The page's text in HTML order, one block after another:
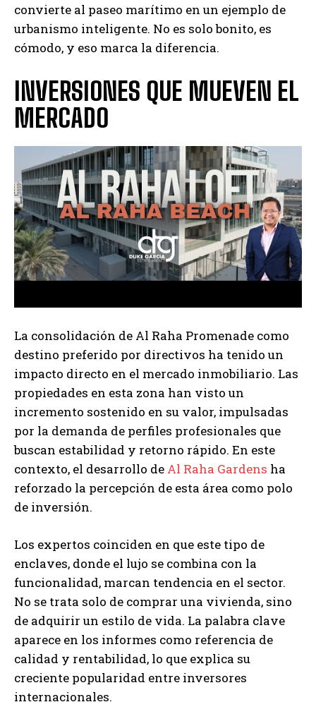
convierte al paseo marítimo en un ejemplo de
urbanismo inteligente. No es solo bonito, es
cómodo, y eso marca la diferencia.
INVERSIONES QUE MUEVEN EL
MERCADO
La consolidación de Al Raha Promenade como
destino preferido por directivos ha tenido un
impacto directo en el mercado inmobiliario. Las
propiedades en esta zona han visto un
incremento sostenido en su valor, impulsadas
por la demanda de perfiles profesionales que
buscan estabilidad y retorno rápido. En este
contexto, el desarrollo de Al Raha Gardens ha
reforzado la percepción de esta área como polo
de inversión.
Los expertos coinciden en que este tipo de
enclaves, donde el lujo se combina con la
funcionalidad, marcan tendencia en el sector.
No se trata solo de comprar una vivienda, sino
de adquirir un estilo de vida. La palabra clave
aparece en los informes como referencia de
calidad y rentabilidad, lo que explica su
creciente popularidad entre inversores
internacionales.